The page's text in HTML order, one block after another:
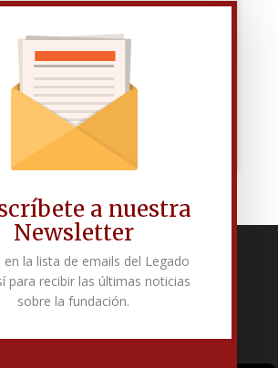
para aceptar las cookies de
y permitir este contenido
Andaluza El legado andalusí
Calle Mariana Pineda s/n. E-18009 –
a nuestra
Newsletter
en la lista de emails del Legado
para recibir las últimas noticias
sobre la fundación.